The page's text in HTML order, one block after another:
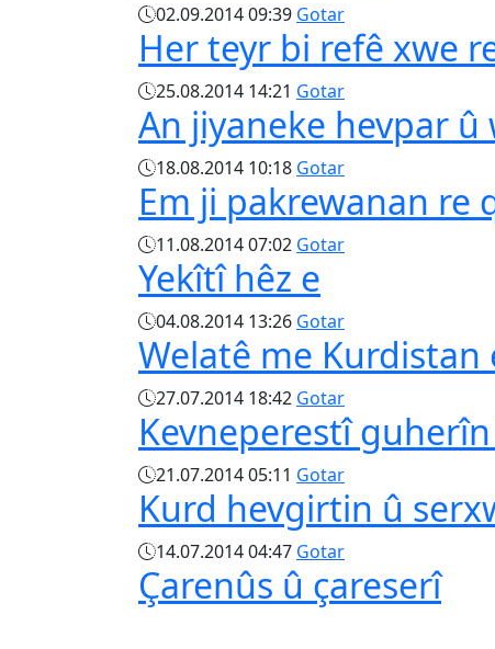
02.09.2014 09:39 Gotar
Her teyr bi refê xwe
25.08.2014 14:21 Gotar
An jiyaneke hevpar
18.08.2014 10:18 Gotar
Em ji pakrewanan re
11.08.2014 07:02 Gotar
Yekîtî hêz e
04.08.2014 13:26 Gotar
Welatê me Kurdistan
27.07.2014 18:42 Gotar
Kevneperestî
21.07.2014 05:11 Gotar
Kurd hevgirtin û
14.07.2014 04:47 Gotar
Çarenûs û çareserî